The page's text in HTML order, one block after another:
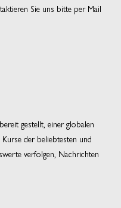
Sie uns bitte per Mail
gestellt, einer globalen
der beliebtesten und
verfolgen, Nachrichten